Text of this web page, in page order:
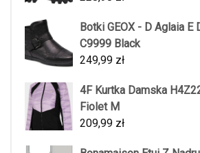
Botki GEOX - D Aglaia E
C9999 Black
249,99 zł
4F Kurtka Damska
Fiolet M
209,99 zł